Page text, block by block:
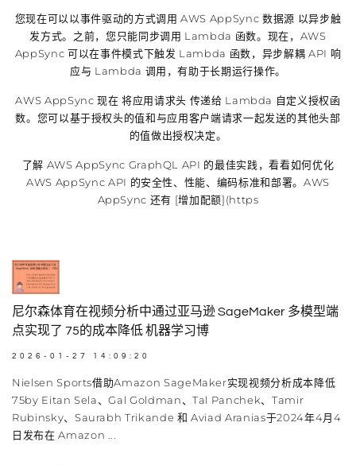
您现在可以以事件驱动的方式调用 AWS AppSync 数据源 以异步触
发方式。之前，您只能同步调用 Lambda 函数。现在，AWS
AppSync 可以在事件模式下触发 Lambda 函数，异步解耦 API 响
应与 Lambda 调用，有助于长期运行操作。
AWS AppSync 现在 将应用请求头 传递给 Lambda 自定义授权函
数。您可以基于授权头的值和与应用客户端请求一起发送的其他头部
的值做出授权决定。
了解 AWS AppSync GraphQL API 的最佳实践，看看如何优化
AWS AppSync API 的安全性、性能、编码标准和部署。AWS
AppSync 还有 [增加配额](https
尼尔森体育在视频分析中通过亚马逊 SageMaker 多模型端
点实现了 75的成本降低 机器学习博
2026-01-27 14:09:20
Nielsen Sports借助Amazon SageMaker实现视频分析成本降低
75by Eitan Sela、Gal Goldman、Tal Panchek、Tamir
Rubinsky、Saurabh Trikande 和 Aviad Aranias于2024年4月4
日发布在 Amazon ...